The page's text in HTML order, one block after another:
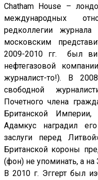
Chatham House –
международных
редколлегии
московским
2009-2010 гг. был
нефтегазовой
журналист-то!). В
свободной
Почетного члена
Британской
Адамкус наградил
заслуги перед
Британской короны
(фон) не упоминать, а на
В 2010 г. Эггерт был